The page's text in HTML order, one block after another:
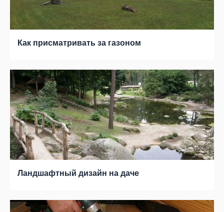
Как присматривать за газоном
Ландшафтный дизайн на даче